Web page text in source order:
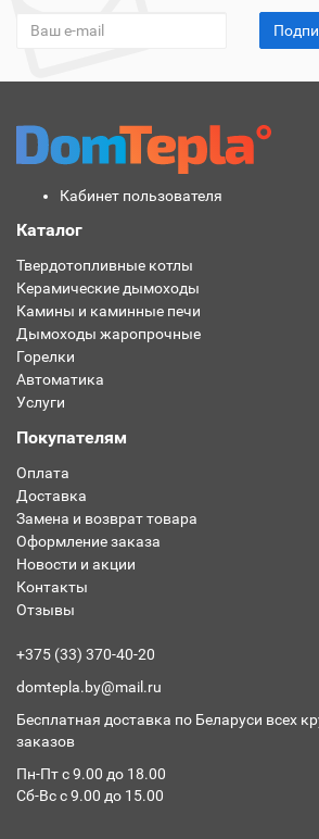
Кабинет пользователя
Каталог
Твердотопливные котлы
Керамические дымоходы
Камины и каминные печи
Дымоходы жаропрочные
Горелки
Автоматика
Услуги
Покупателям
Оплата
Доставка
Замена и возврат товара
Оформление заказа
Новости и акции
Контакты
Отзывы
+375 (33) 370-40-20
domtepla.by@mail.ru
Бесплатная доставка по Беларуси всех
заказов
Пн-Пт с 9.00 до 18.00
Сб-Вс с 9.00 до 15.00